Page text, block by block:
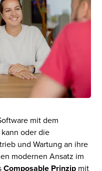
mit dem
oder die
und Wartung an ihre
modernen Ansatz im
Composable Prinzip mit